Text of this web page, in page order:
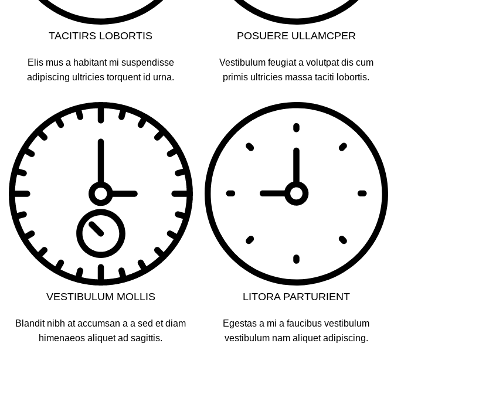
TACITIRS LOBORTIS
Elis mus a habitant mi suspendisse
adipiscing ultricies torquent id urna.
VESTIBULUM MOLLIS
Blandit nibh at accumsan a a sed et diam
himenaeos aliquet ad sagittis.
POSUERE ULLAMCPER
Vestibulum feugiat a volutpat dis cum
primis ultricies massa taciti lobortis.
LITORA PARTURIENT
Egestas a mi a faucibus vestibulum
vestibulum nam aliquet adipiscing.